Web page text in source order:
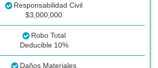
Responsabilidad Civil
$3,000,000
Robo Total
Deducible 10%
Daños Materiales